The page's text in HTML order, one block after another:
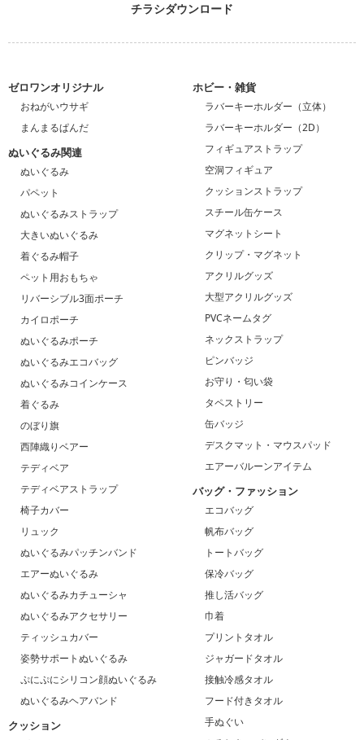
チラシダウンロード
ゼロワンオリジナル
おねがいウサギ
まんまるぱんだ
ぬいぐるみ関連
ぬいぐるみ
パペット
ぬいぐるみストラップ
大きいぬいぐるみ
着ぐるみ帽子
ペット用おもちゃ
リバーシブル3面ポーチ
カイロポーチ
ぬいぐるみポーチ
ぬいぐるみエコバッグ
ぬいぐるみコインケース
着ぐるみ
のぼり旗
西陣織りベアー
テディベア
テディベアストラップ
椅子カバー
リュック
ぬいぐるみパッチンバンド
エアーぬいぐるみ
ぬいぐるみカチューシャ
ぬいぐるみアクセサリー
ティッシュカバー
姿勢サポートぬいぐるみ
ぷにぷにシリコン顔ぬいぐるみ
ぬいぐるみヘアバンド
クッション
ホビー・雑貨
ラバーキーホルダー（立体）
ラバーキーホルダー（2D）
フィギュアストラップ
空洞フィギュア
クッションストラップ
スチール缶ケース
マグネットシート
クリップ・マグネット
アクリルグッズ
大型アクリルグッズ
PVCネームタグ
ネックストラップ
ピンバッジ
お守り・匂い袋
タペストリー
缶バッジ
デスクマット・マウスパッド
エアーバルーンアイテム
バッグ・ファッション
エコバッグ
帆布バッグ
トートバッグ
保冷バッグ
推し活バッグ
巾着
プリントタオル
ジャガードタオル
接触冷感タオル
フード付きタオル
手ぬぐい